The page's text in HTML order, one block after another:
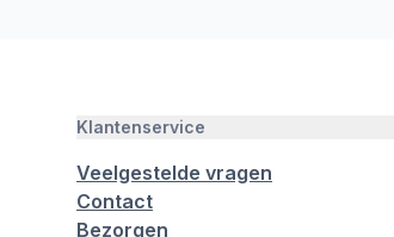
Klantenservice
Veelgestelde vragen
Contact
Bezorgen